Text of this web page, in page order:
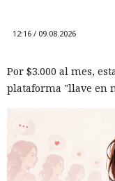
12:16 / 09.08.2026
Por $3.000 al mes,
plataforma "llave en